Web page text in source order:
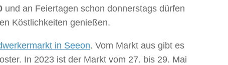
und an Feiertagen schon donnerstags dürfen
Köstlichkeiten genießen.
in Seeon. Vom Markt aus gibt es
In 2023 ist der Markt vom 27. bis 29. Mai